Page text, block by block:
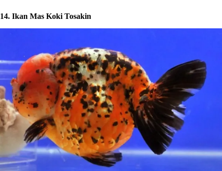
14. Ikan Mas Koki Tosakin